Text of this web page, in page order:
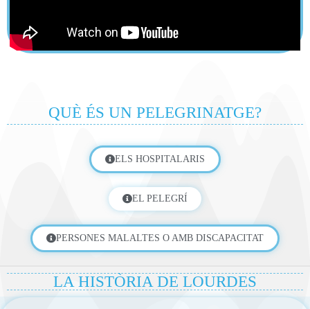
QUÈ ÉS UN PELEGRINATGE?
ELS HOSPITALARIS
EL PELEGRÍ
PERSONES MALALTES O AMB DISCAPACITAT
LA HISTÒRIA DE LOURDES